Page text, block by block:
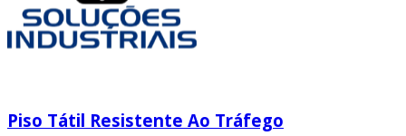
Piso Tátil Resistente Ao Tráfego